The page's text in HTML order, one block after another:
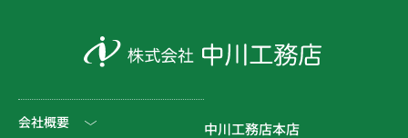
会社概要 中川工務店本店